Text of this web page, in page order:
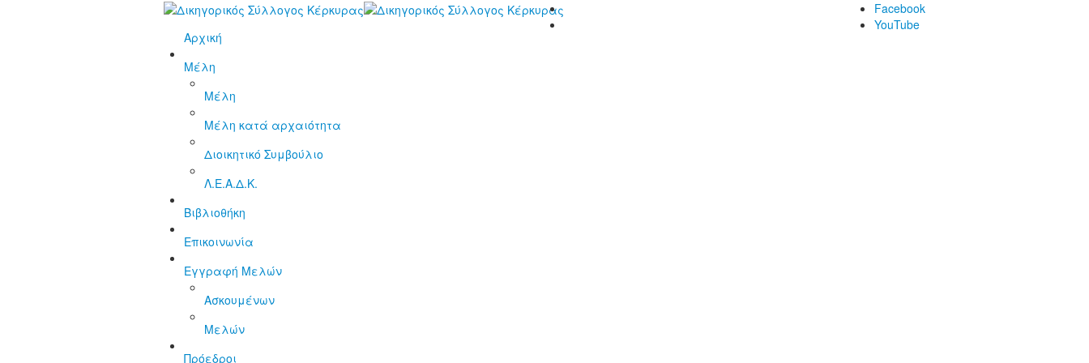
Facebook
YouTube
Αρχική
Μέλη
Μέλη
Μέλη κατά αρχαιότητα
Διοικητικό Συμβούλιο
Λ.Ε.Α.Δ.Κ.
Βιβλιοθήκη
Επικοινωνία
Εγγραφή Μελών
Ασκουμένων
Μελών
Πρόεδροι